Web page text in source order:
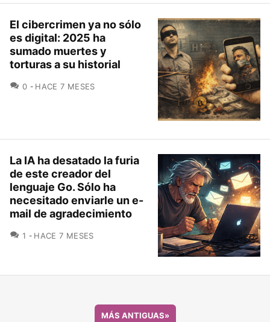
El cibercrimen ya no sólo
es digital: 2025 ha
sumado muertes y
torturas a su historial
0 COMENTARIOS
HACE 7 MESES
La IA ha desatado la furia
de este creador del
lenguaje Go. Sólo ha
necesitado enviarle un e-
mail de agradecimiento
1 COMENTARIOS
HACE 7 MESES
MÁS ANTIGUAS»